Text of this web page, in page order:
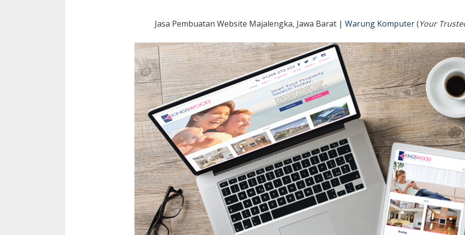
Jasa Pembuatan Website Majalengka, Jawa Barat | Warung Komputer(Your